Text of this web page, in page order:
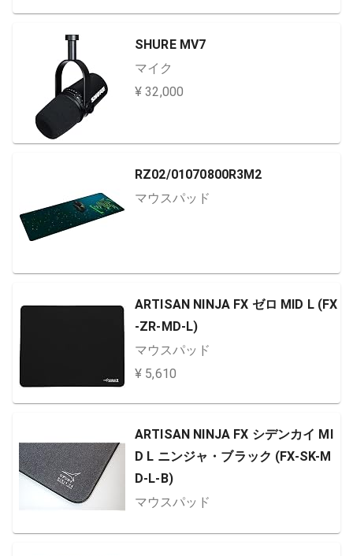
SHURE MV7
マイク
¥ 32,000
RZ02/01070800R3M2
マウスパッド
ARTISAN NINJA FX ゼロ MID L (FX
-ZR-MD-L)
マウスパッド
¥ 5,610
ARTISAN NINJA FX シデンカイ MI
D L ニンジャ・ブラック (FX-SK-M
D-L-B)
マウスパッド